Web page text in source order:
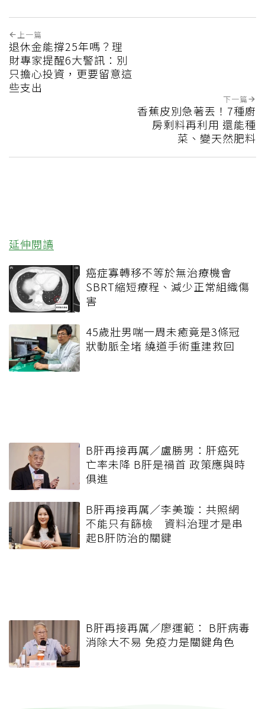
上一篇
退休金能撐25年嗎？理
財專家提醒6大警訊：別
只擔心投資，更要留意這
些支出
下一篇
香蕉皮別急著丟！7種廚
房剩料再利用 還能種
菜、變天然肥料
延伸閱讀
癌症寡轉移不等於無治療機會
SBRT縮短療程、減少正常組織傷
害
45歲壯男喘一周未癒竟是3條冠
狀動脈全堵 繞道手術重建救回
B肝再接再厲／盧勝男：肝癌死
亡率未降 B肝是禍首 政策應與時
俱進
B肝再接再厲／李美璇：共照網
不能只有篩檢 資料治理才是串
起B肝防治的關鍵
B肝再接再厲／廖運範： B肝病毒
消除大不易 免疫力是關鍵角色